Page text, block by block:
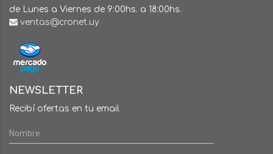
de Lunes a Viernes de 9:00hs. a 18:00hs.
ventas@cronet.uy
NEWSLETTER
Recibí ofertas en tu email